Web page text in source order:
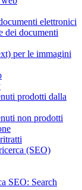
elettronici
dei documenti
per le immagini
prodotti dalla
non prodotti
(SEO)
SEO: Search